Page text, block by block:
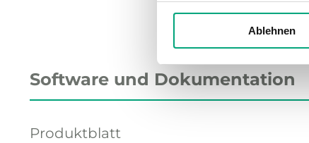
Ablehnen
Software und Dokumentation
Produktblatt